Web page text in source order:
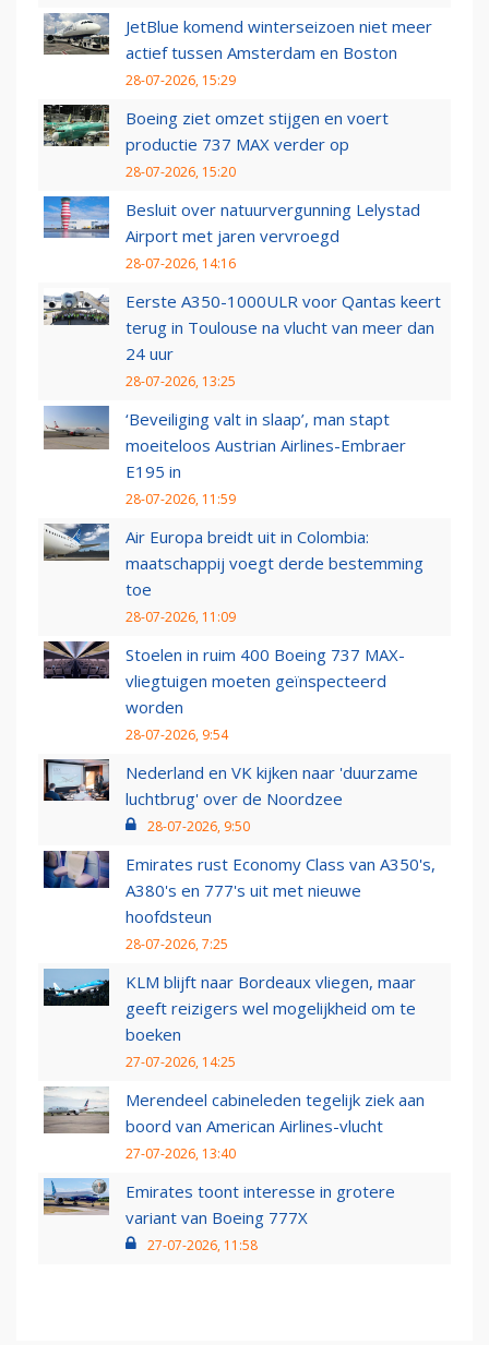
JetBlue komend winterseizoen niet meer
actief tussen Amsterdam en Boston
28-07-2026, 15:29
Boeing ziet omzet stijgen en voert
productie 737 MAX verder op
28-07-2026, 15:20
Besluit over natuurvergunning Lelystad
Airport met jaren vervroegd
28-07-2026, 14:16
Eerste A350-1000ULR voor Qantas keert
terug in Toulouse na vlucht van meer dan
24 uur
28-07-2026, 13:25
‘Beveiliging valt in slaap’, man stapt
moeiteloos Austrian Airlines-Embraer
E195 in
28-07-2026, 11:59
Air Europa breidt uit in Colombia:
maatschappij voegt derde bestemming
toe
28-07-2026, 11:09
Stoelen in ruim 400 Boeing 737 MAX-
vliegtuigen moeten geïnspecteerd
worden
28-07-2026, 9:54
Nederland en VK kijken naar 'duurzame
luchtbrug' over de Noordzee
28-07-2026, 9:50
Emirates rust Economy Class van A350's,
A380's en 777's uit met nieuwe
hoofdsteun
28-07-2026, 7:25
KLM blijft naar Bordeaux vliegen, maar
geeft reizigers wel mogelijkheid om te
boeken
27-07-2026, 14:25
Merendeel cabineleden tegelijk ziek aan
boord van American Airlines-vlucht
27-07-2026, 13:40
Emirates toont interesse in grotere
variant van Boeing 777X
27-07-2026, 11:58